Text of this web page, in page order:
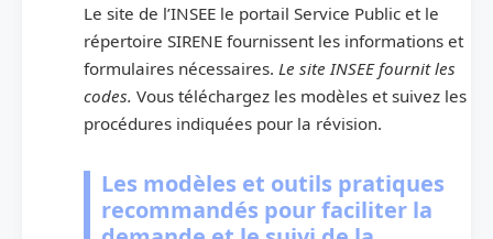
Le site de l’INSEE le portail Service Public et le
répertoire SIRENE fournissent les informations et
formulaires nécessaires. Le site INSEE fournit les
codes. Vous téléchargez les modèles et suivez les
procédures indiquées pour la révision.
Les modèles et outils pratiques
recommandés pour faciliter la